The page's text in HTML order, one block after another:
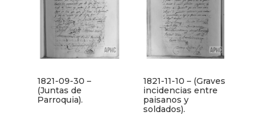
1821-09-30 –
(Juntas de
Parroquia).
1821-11-10 – (Graves
incidencias entre
paisanos y
soldados).